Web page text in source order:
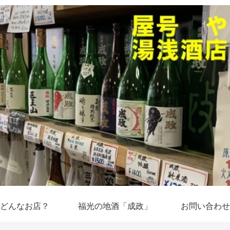
どんなお店？ 福光の地酒「成政」 お問い合わせ